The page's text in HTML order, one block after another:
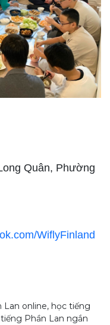
Quân, Phường
WiflyFinland
Lan online, học tiếng
Phần Lan ngắn